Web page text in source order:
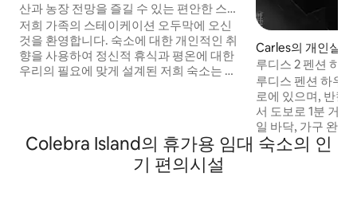
산과 농장 전망을 즐길 수 있는 편안한 스테
이케이션 통나무집
저희 가족의 스테이케이션 오두막에 오신
것을 환영합니다. 숙소에 대한 개인적인 취
향을 사용하여 정신적 휴식과 평온에 대한
우리의 필요에 맞게 설계된 저희 숙소는 우
을 감상해보세요. 더위를 식히고, 산에서 석
양을 감상하고, 사랑하는 사람들이 즐길 수
있는 다양한 액티비티를 즐길 수 있는 수영
Carles의 개인실
루디스 2 펜션 하
하는 관문
루디스 펜션 하우
로에 있으며, 반칼
서 도보로 1분 거리에 있
일 바닥, 가구 완비
을 갖추고 있습니다. 숙소는 12개의 객실
밀리룸 2개, 더블
Colebra Island의 휴가용 임대 숙소의 인
기 편의시설